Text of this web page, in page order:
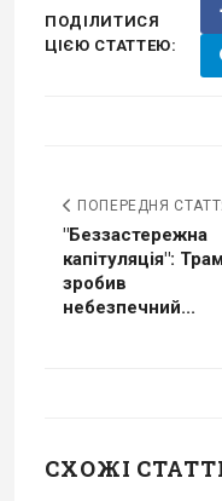
ПОДІЛИТИСЯ
ЦІЄЮ СТАТТЕЮ:
ПОПЕРЕДНЯ
"Беззастережна
капітуляція":
зробив
небезпечний...
СХОЖІ